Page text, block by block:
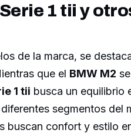
1 tii y
de la marca, se
que el BMW M2
1 tii busca un equilibrio
segmentos del
buscan confort y estilo